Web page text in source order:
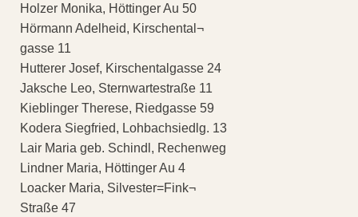
Holzer Monika, Höttinger Au 50
Hörmann Adelheid, Kirschental¬
gasse 11
Hutterer Josef, Kirschentalgasse 24
Jaksche Leo, Sternwartestraße 11
Kieblinger Therese, Riedgasse 59
Kodera Siegfried, Lohbachsiedlg. 13
Lair Maria geb. Schindl, Rechenweg
Lindner Maria, Höttinger Au 4
Loacker Maria, Silvester=Fink¬
Straße 47